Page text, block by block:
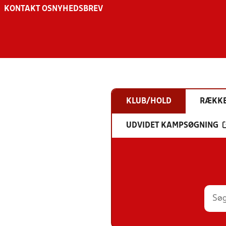
KONTAKT OS NYHEDSBREV
KLUB/HOLD
UDVIDET KAMPSØGNING